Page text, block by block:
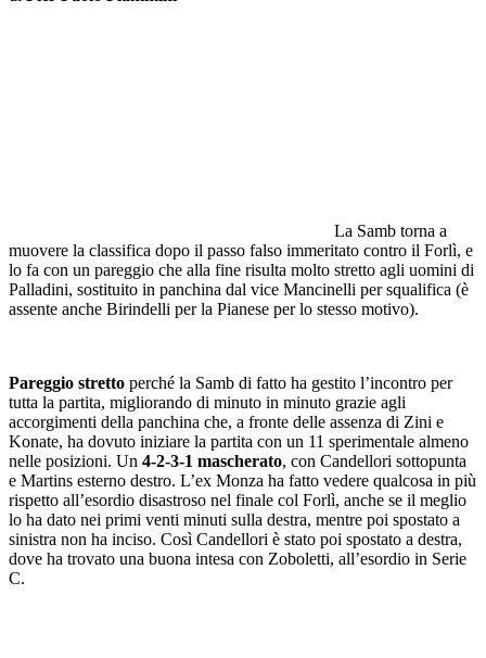
La Samb torna a
muovere la classifica dopo il passo falso immeritato contro il Forlì, e
lo fa con un pareggio che alla fine risulta molto stretto agli uomini di
Palladini, sostituito in panchina dal vice Mancinelli per squalifica (è
assente anche Birindelli per la Pianese per lo stesso motivo).
Pareggio stretto perché la Samb di fatto ha gestito l’incontro per
tutta la partita, migliorando di minuto in minuto grazie agli
accorgimenti della panchina che, a fronte delle assenza di Zini e
Konate, ha dovuto iniziare la partita con un 11 sperimentale almeno
nelle posizioni. Un 4-2-3-1 mascherato, con Candellori sottopunta
e Martins esterno destro. L’ex Monza ha fatto vedere qualcosa in più
rispetto all’esordio disastroso nel finale col Forlì, anche se il meglio
lo ha dato nei primi venti minuti sulla destra, mentre poi spostato a
sinistra non ha inciso. Così Candellori è stato poi spostato a destra,
dove ha trovato una buona intesa con Zoboletti, all’esordio in Serie
C.